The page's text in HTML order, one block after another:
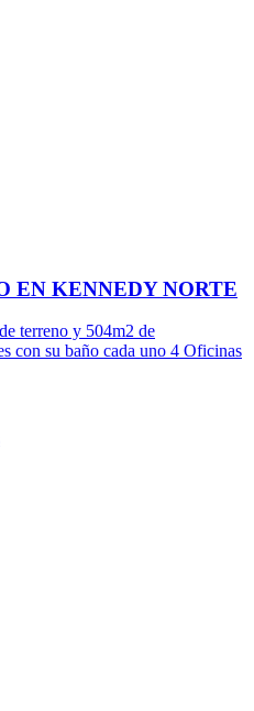
EN KENNEDY NORTE
terreno y 504m2 de
con su baño cada uno 4 Oficinas